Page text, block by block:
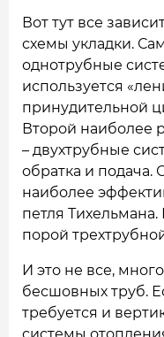
Вот тут все
схемы укладки.
однотрубные
используется
принудительной
Второй наиболее
– двухтрубные
обратка и подача.
наиболее
петля
порой
И это не все,
бесшовных труб.
требуется и